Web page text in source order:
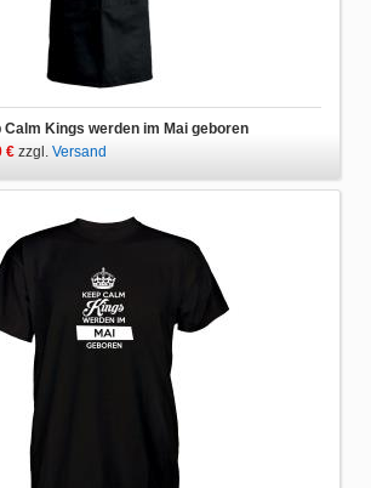
Kings werden im Mai geboren
€ zzgl. Versand